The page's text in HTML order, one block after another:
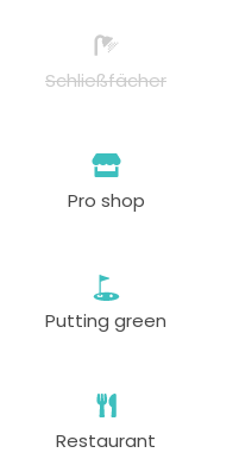
Schließfächer
Pro shop
Putting green
Restaurant